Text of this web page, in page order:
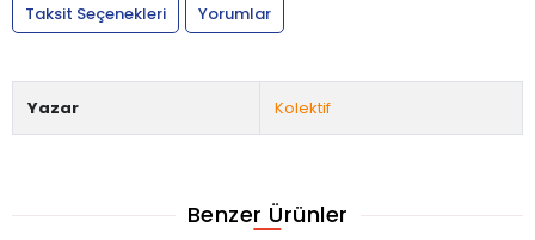
Taksit Seçenekleri
Yorumlar
Yazar Kolektif
Benzer Ürünler